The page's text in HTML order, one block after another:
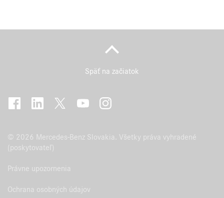
Späť na začiatok
© 2026 Mercedes-Benz Slovakia. Všetky práva vyhradené
(poskytovateľ)
Právne upozornenia
Ochrana osobných údajov